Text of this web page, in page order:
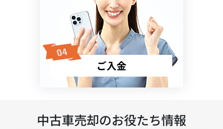
ご入金
中古車売却のお役たち情報